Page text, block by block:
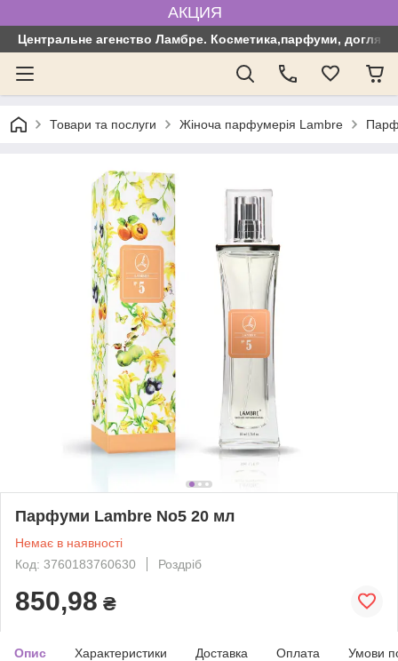
АКЦИЯ
Центральне агенство Ламбре. Косметика,парфуми, догляд
Товари та послуги Жіноча парфумерія Lambre
Парфуми Lambre No5 20 мл
Немає в наявності
Код: 3760183760630
Роздріб
850,98 ₴
Опис Характеристики Доставка Оплата Умови